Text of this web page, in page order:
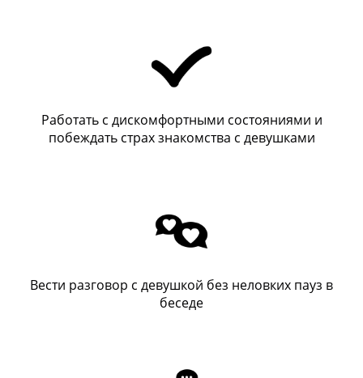
Работать с дискомфортными состояниями и
побеждать страх знакомства с девушками
Вести разговор с девушкой без неловких пауз в
беседе